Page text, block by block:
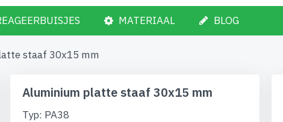
MATERIAAL BLOG
staaf 30x15 mm
Aluminium platte staaf 30x15 mm
Typ: PA38